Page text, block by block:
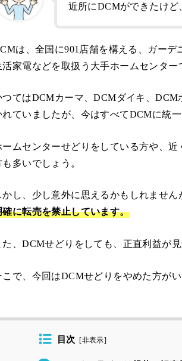
近所にDCMができたけど
は、全国に901店舗を構える、ガーデ
活家電などを取扱う大手ホームセンター
つてはDCMカーマ、DCMダイキ、
れていましたが、今はすべてDCMに統一
ームセンターせどりをしている方や、
も多いでしょう。
かし、少し意外に思えるかもしれません
確に転売を禁止しています。
た、DCMせどりをしても、正直利益が
こで、今回はDCMせどりをやめた方が
目次 [非表示]